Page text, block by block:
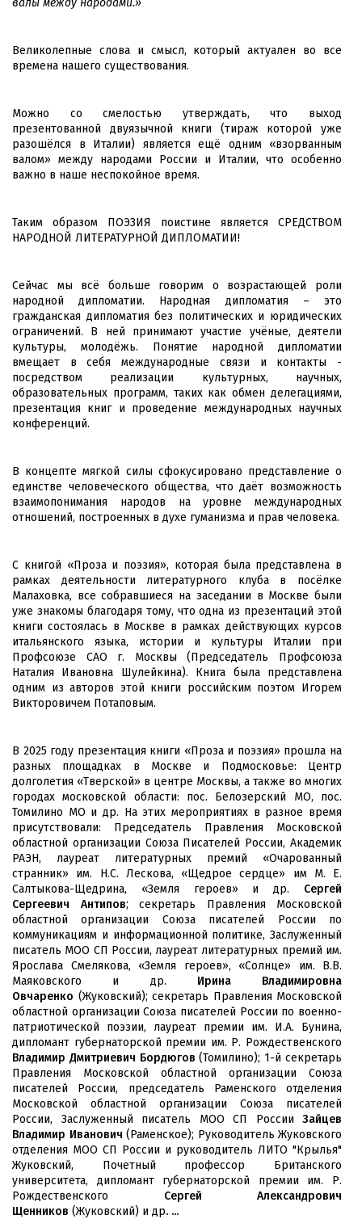
Великолепные слова и смысл, который актуален во все
времена нашего существования.
Можно со смелостью утверждать, что выход
презентованной двуязычной книги (тираж которой уже
разошёлся в Италии) является ещё одним «взорванным
валом» между народами России и Италии, что особенно
важно в наше неспокойное время.
Таким образом ПОЭЗИЯ поистине является СРЕДСТВОМ
НАРОДНОЙ ЛИТЕРАТУРНОЙ ДИПЛОМАТИИ!
Сейчас мы всё больше говорим о возрастающей роли
народной дипломатии. Народная дипломатия – это
гражданская дипломатия без политических и юридических
ограничений. В ней принимают участие учёные, деятели
культуры, молодёжь. Понятие народной дипломатии
вмещает в себя международные связи и контакты -
посредством реализации культурных, научных,
образовательных программ, таких как обмен делегациями,
презентация книг и проведение международных научных
конференций.
В концепте мягкой силы сфокусировано представление о
единстве человеческого общества, что даёт возможность
взаимопонимания народов на уровне международных
отношений, построенных в духе гуманизма и прав человека.
С книгой «Проза и поэзия», которая была представлена в
рамках деятельности литературного клуба в посёлке
Малаховка, все собравшиеся на заседании в Москве были
уже знакомы благодаря тому, что одна из презентаций этой
книги состоялась в Москве в рамках действующих курсов
итальянского языка, истории и культуры Италии при
Профсоюзе САО г. Москвы (Председатель Профсоюза
Наталия Ивановна Шулейкина). Книга была представлена
одним из авторов этой книги российским поэтом Игорем
Викторовичем Потаповым.
В 2025 году презентация книги «Проза и поэзия» прошла на
разных площадках в Москве и Подмосковье: Центр
долголетия «Тверской» в центре Москвы, а также во многих
городах московской области: пос. Белозерский МО, пос.
Томилино МО и др. На этих мероприятиях в разное время
присутствовали: Председатель Правления Московской
областной организации Союза Писателей России, Академик
РАЭН, лауреат литературных премий «Очарованный
странник» им. Н.С. Лескова, «Щедрое сердце» им М. Е.
Салтыкова-Щедрина, «Земля героев» и др. Сергей
Сергеевич Антипов; секретарь Правления Московской
областной организации Союза писателей России по
коммуникациям и информационной политике, Заслуженный
писатель МОО СП России, лауреат литературных премий им.
Ярослава Смелякова, «Земля героев», «Солнце» им. В.В.
Маяковского и др. Ирина Владимировна
Овчаренко (Жуковский); секретарь Правления Московской
областной организации Союза писателей России по военно-
патриотической поэзии, лауреат премии им. И.А. Бунина,
дипломант губернаторской премии им. Р. Рождественского
Владимир Дмитриевич Бордюгов (Томилино); 1-й секретарь
Правления Московской областной организации Союза
писателей России, председатель Раменского отделения
Московской областной организации Союза писателей
России, Заслуженный писатель МОО СП России
Зайцев
Владимир Иванович (Раменское); Руководитель Жуковского
отделения МОО СП России и руководитель ЛИТО "Крылья"
Жуковский, Почетный профессор Британского
университета, дипломант губернаторской премии им. Р.
Рождественского Сергей Александрович
Щенников (Жуковский) и др. ...